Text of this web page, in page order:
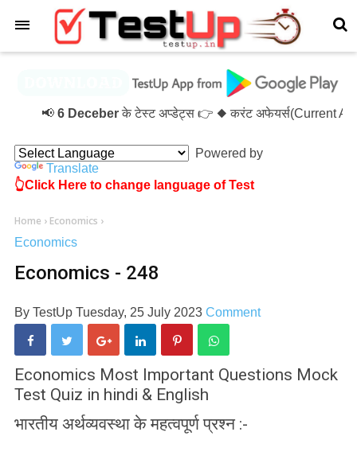
6 Deceberके टेस्ट अप्डेट्स 👉 ◆ करंट अफेयर्स(Current
Powered by
Translate
👆Click Here to change language of Test
Home › Economics ›
Economics
Economics - 248
By TestUp Tuesday, 25 July 2023 Comment
Economics Most Important Questions Mock
Test Quiz in hindi & English
भारतीय अर्थव्यवस्था के महत्वपूर्ण प्रश्न :-